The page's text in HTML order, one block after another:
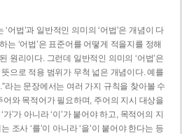
어법’과 일반적인 의미의 ‘어법’은 개념이 다
는 ‘어법’은 표준어를 어떻게 적을지를 정해
원리이다. 그런데 일반적인 의미의 ‘어법’은
뜻으로 적용 범위가 무척 넓은 개념이다. 예를
라는 문장에서는 여러 가지 규칙을 찾아볼 수
어와 목적어가 필요하며, 주어의 지시 대상을
가’가 아니라 ‘이’가 붙어야 하고, 목적어의 지
조사 ‘를’이 아니라 ‘을’이 붙어야 한다는 등